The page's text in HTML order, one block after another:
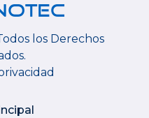
los Derechos